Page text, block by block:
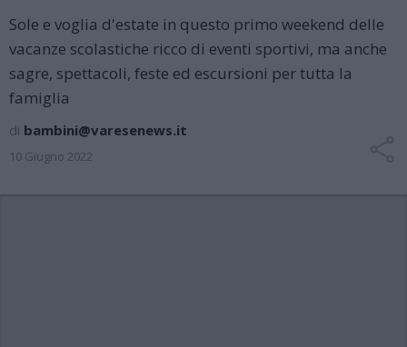
Sole e voglia d'estate in questo primo weekend delle
vacanze scolastiche ricco di eventi sportivi, ma anche
sagre, spettacoli, feste ed escursioni per tutta la
famiglia
di bambini@varesenews.it
10 Giugno 2022